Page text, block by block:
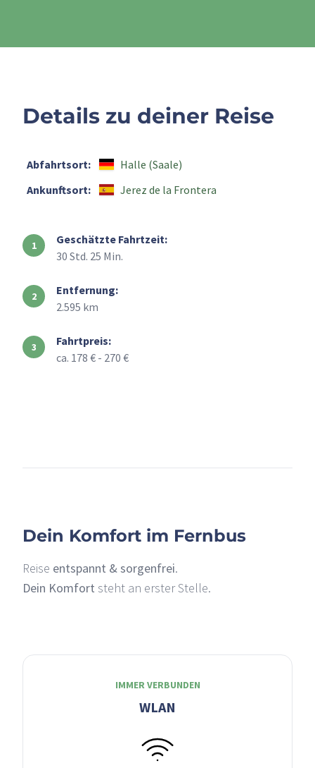
Details zu deiner Reise
Abfahrtsort:
Halle (Saale)
Ankunftsort:
Jerez de la Frontera
Geschätzte Fahrtzeit:
30 Std. 25 Min.
Entfernung:
2.595 km
Fahrtpreis:
ca. 178 € - 270 €
Dein Komfort im Fernbus
Reise entspannt & sorgenfrei.
Dein Komfort steht an erster Stelle.
IMMER VERBUNDEN
WLAN